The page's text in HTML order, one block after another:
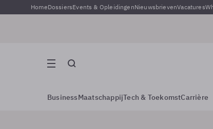
HomeDossiersEvents & OpleidingenNieuwsbrievenVacatures
BusinessMaatschappijTech & ToekomstCarrière